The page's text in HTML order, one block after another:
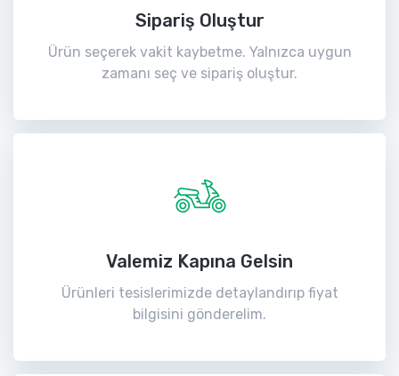
Sipariş Oluştur
Ürün seçerek vakit kaybetme. Yalnızca uygun
zamanı seç ve sipariş oluştur.
Valemiz Kapına Gelsin
Ürünleri tesislerimizde detaylandırıp fiyat
bilgisini gönderelim.